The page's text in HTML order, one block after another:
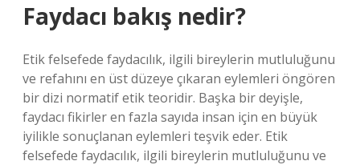
Faydacı bakış nedir?
Etik felsefede faydacılık, ilgili bireylerin mutluluğunu
ve refahını en üst düzeye çıkaran eylemleri öngören
bir dizi normatif etik teoridir. Başka bir deyişle,
faydacı fikirler en fazla sayıda insan için en büyük
iyilikle sonuçlanan eylemleri teşvik eder. Etik
felsefede faydacılık, ilgili bireylerin mutluluğunu ve